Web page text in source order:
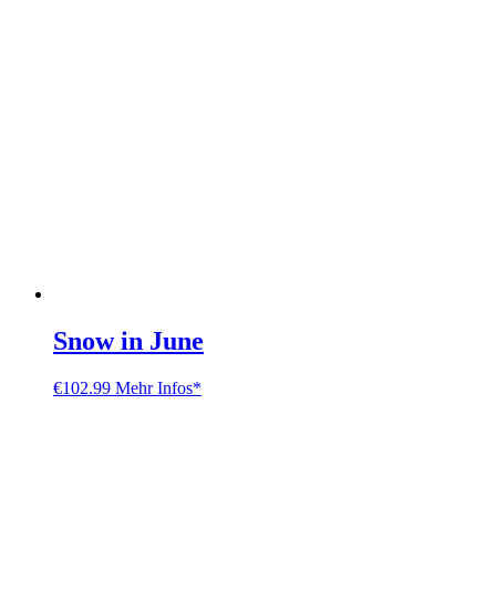
Snow in June
€102.99 Mehr Infos*